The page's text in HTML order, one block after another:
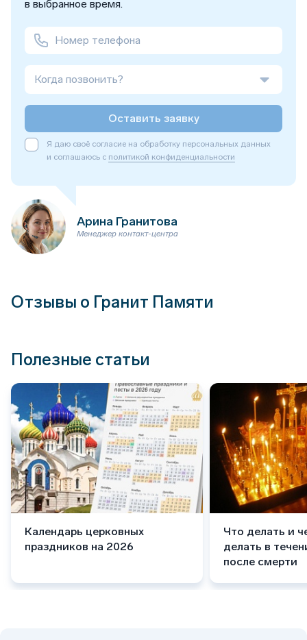
в выбранное время.
Когда позвонить?
Оставить заявку
Я даю своё согласие на обработку персональных данных
и соглашаюсь с политикой конфиденциальности
Арина Гранитова
Менеджер контакт-центра
Отзывы о Гранит Памяти
Полезные статьи
Календарь церковных
праздников на 2026
Что делать и
делать в
после смерти